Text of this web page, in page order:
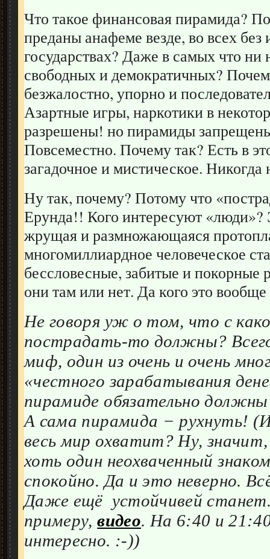
Что такое финансовая пирамида?
преданы анафеме везде, во всех
государствах? Даже в самых что ни
свободных и демократичных?
безжалостно, упорно и
Азартные игры, наркотики в
разрешены! но пирамиды
Повсеместно. Почему так? Есть в
загадочное и мистическое. Никогда
Ну так, почему? Потому что
Ерунда!! Кого интересуют «люди»?
жрущая и размножающаяся
многомиллиардное человеческое
бессловесные, забитые и
они там или нет. Да кого это
Не говоря уж о том, что с
пострадать-то должны?
миф, один из очень и очень
«честного зарабатывания
пирамиде обязательно
А сама пирамида − рухнуть!
весь мир охватит? Ну, значит,
хоть один неохваченный
спокойно. Да и это неверно.
Даже ещё устойчивей
примеру,видео. На 6:40 и
интересно. :-))